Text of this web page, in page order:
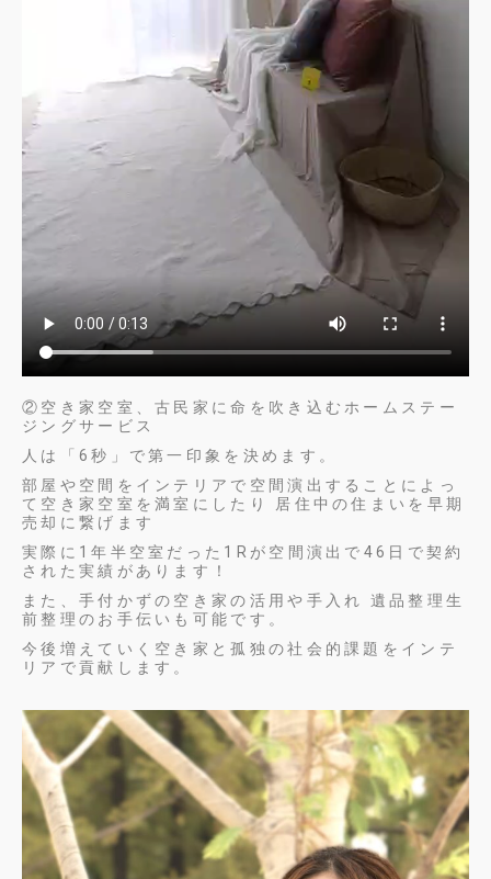
②空き家空室、古民家に命を吹き込むホームステー
ジングサービス
人は「6秒」で第一印象を決めます。
部屋や空間をインテリアで空間演出することによっ
て空き家空室を満室にしたり 居住中の住まいを早期
売却に繋げます
実際に1年半空室だった1Rが空間演出で46日で契約
された実績があります！
また、手付かずの空き家の活用や手入れ 遺品整理生
前整理のお手伝いも可能です。
今後増えていく空き家と孤独の社会的課題をインテ
リアで貢献します。